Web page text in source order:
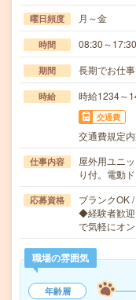
曜日頻度 月～金
時間 08:30～17:30
期間 長期でお仕
時給 時給1234～
交通費
交通費規定
仕事内容
屋外用ユニ
り付。電動
応募資格
ブランクOK
◆経験者歓迎
で気軽にオ
職場の雰囲気
年齢層